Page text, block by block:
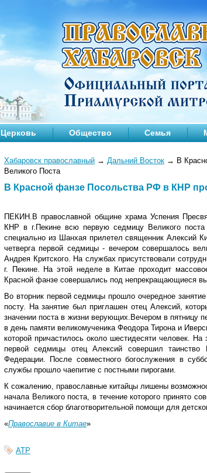
Церковь Общество Семья
Хабаровск православный → Дальний Восток → В
Великого Поста
В Красной фанзе Посольства РФ в КНР
ПЕКИН.В православной общине храма Успения
КНР в г.Пекине всю первую седмицу Великого
специально из Шанхая прилетел священник Алексий
четверга первой седмицы - вечером совершалось
Андрея Критского. На службах присутствовали
г. Пекине. На этой неделе в Китае проходит
Красной фанзе совершались под непрекращающиеся
Во вторник первой седмицы прошло очередное
посту. На занятие был приглашен отец Алексий,
значении поста в жизни верующих.Вечером в пятницу
в день памяти великомученика Феодора Тирона и
которой причастилось около шестидесяти человек.
первой седмицы отец Алексий совершил таинство
Федерации. После совместного богослужения в
службы прошло чаепитие с постными пирогами.
К сожалению, православные китайцы лишены
начала Великого поста, в течение которого принято
начинается сбор благотворительной помощи для
«Православие в Китае»
АТР